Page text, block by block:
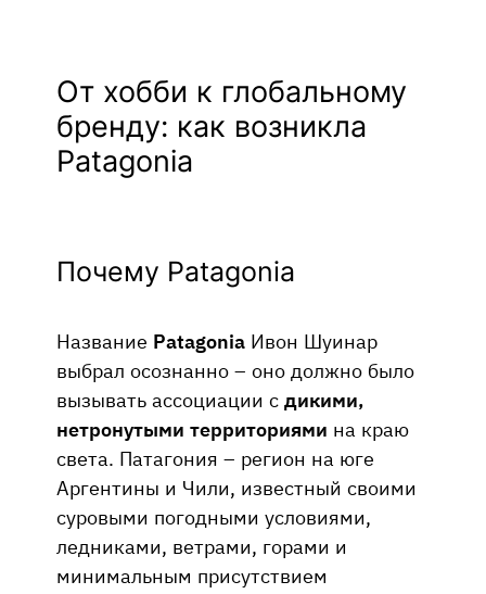
От хобби к глобальному
бренду: как возникла
Patagonia
Почему Patagonia
Название Patagonia Ивон Шуинар
выбрал осознанно – оно должно было
вызывать ассоциации с дикими,
нетронутыми территориями на краю
света. Патагония – регион на юге
Аргентины и Чили, известный своими
суровыми погодными условиями,
ледниками, ветрами, горами и
минимальным присутствием